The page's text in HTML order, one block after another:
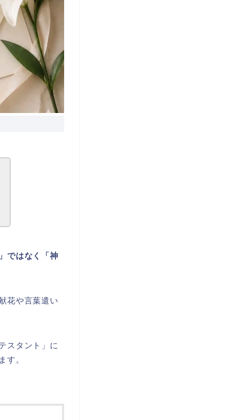
ではなく「神
花や言葉遣い
スタント」に
す。